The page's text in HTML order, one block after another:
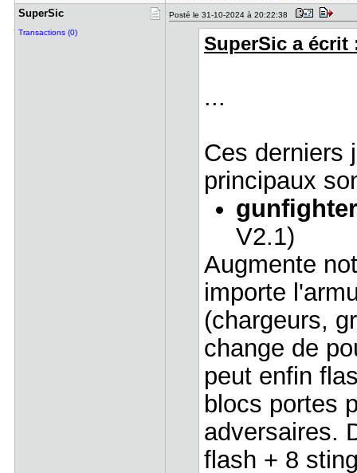
SuperSic
Transactions (0)
Posté le 31-10-2024 à 20:22:38
SuperSic a écrit
...
Ces derniers
principaux
V2.1)
Augmente
importe
(chargeurs,
change de
peut enfin
blocs portes
adversaires.
flash + 8